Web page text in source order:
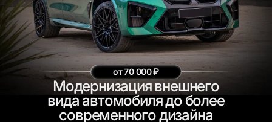
от 70 000 ₽
Модернизация внешнего
вида автомобиля до более
современного дизайна